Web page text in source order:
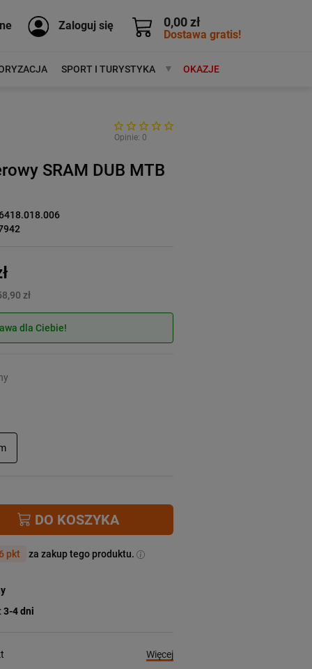
0,00 zł
Dostawa gratis!
Zaloguj się
SPORT I TURYSTYKA MARKIOKAZJE
Opinie: 0
SRAM DUB MTB
zł
dla Ciebie!
DO KOSZYKA
pkt za zakup tego produktu.
3-4 dni
Więcej